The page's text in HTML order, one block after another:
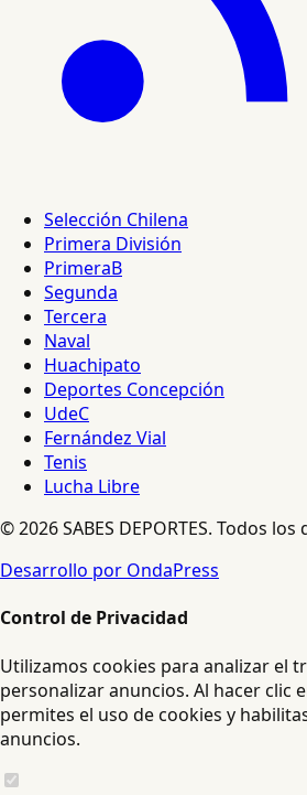
Selección Chilena
Primera División
PrimeraB
Segunda
Tercera
Naval
Huachipato
Deportes Concepción
UdeC
Fernández Vial
Tenis
Lucha Libre
© 2026 SABES DEPORTES. Todos
Desarrollo por OndaPress
Control de Privacidad
Utilizamos cookies para analizar el
personalizar anuncios. Al hacer clic
permites el uso de cookies y
anuncios.